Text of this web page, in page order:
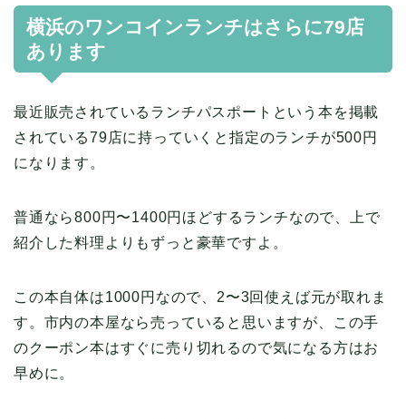
横浜のワンコインランチはさらに79店
あります
最近販売されているランチパスポートという本を掲載
されている79店に持っていくと指定のランチが500円
になります。
普通なら800円〜1400円ほどするランチなので、上で
紹介した料理よりもずっと豪華ですよ。
この本自体は1000円なので、2〜3回使えば元が取れま
す。市内の本屋なら売っていると思いますが、この手
のクーポン本はすぐに売り切れるので気になる方はお
早めに。